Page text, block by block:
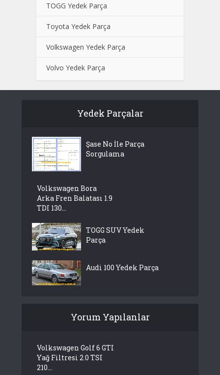
TOGG Yedek Parça
Toyota Yedek Parça
Volkswagen Yedek Parça
Volvo Yedek Parça
Yedek Parçalar
Şase No İle Parça
Sorgulama
Volkswagen Bora
Arka Fren Balatası 1.9
TDI 130...
TOGG SUV Yedek
Parça
Audi 100 Yedek Parça
Yorum Yapılanlar
Volkswagen Golf 6 GTI
Yağ Filtresi 2.0 TSI
210...